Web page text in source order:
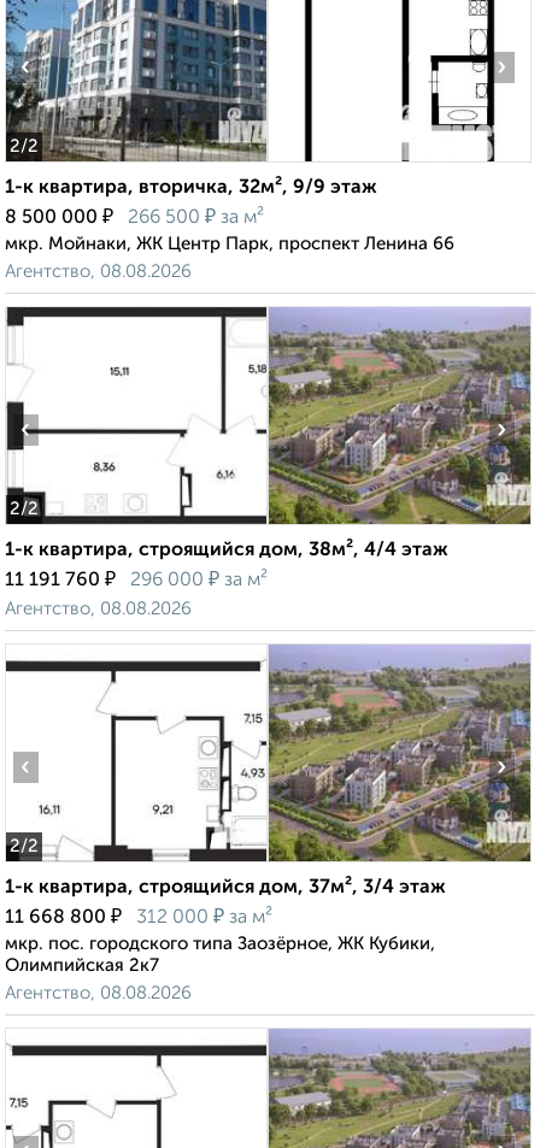
2/2
‹ ›
1-к квартира, вторичка, 32м², 9/9 этаж
8 500 000 ₽ 266 500 ₽ за м²
мкр. Мойнаки, ЖК Центр Парк, проспект Ленина 66
Агентство, 08.08.2026
2/2
‹ ›
1-к квартира, строящийся дом, 38м², 4/4 этаж
11 191 760 ₽ 296 000 ₽ за м²
Агентство, 08.08.2026
2/2
‹ ›
1-к квартира, строящийся дом, 37м², 3/4 этаж
11 668 800 ₽ 312 000 ₽ за м²
мкр. пос. городского типа Заозёрное, ЖК Кубики,
Олимпийская 2к7
Агентство, 08.08.2026